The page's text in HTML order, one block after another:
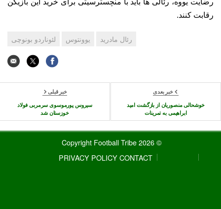
رضایت یووه، رئالی ها باید با منچسترسیتی برای خرید این بازیکن
رقابت کنند.
رئال مادرید یوونتوس لئوناردو بونوچی
خبر بعدی
خوشحالی منصوریان از بازگشت امید
ابراهیمی به تمرینات
خبر قبلی
سیروس پورموسوی سرمربی فولاد
خوزستان شد
© 2026 Copyright Football Tribe
CONTACT
PRIVACY POLICY